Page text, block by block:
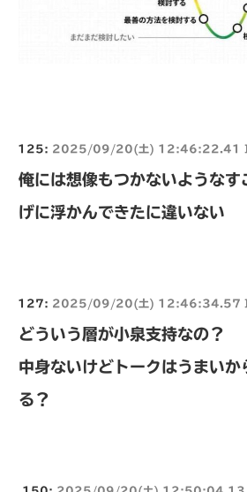
125: 2025/09/20(土) 12:46:22.41
俺には想像もつかないようなす
げに浮かんできたに違いない
127: 2025/09/20(土) 12:46:34.57
どういう層が小泉支持なの？
中身ないけどトークはうまいか
る？